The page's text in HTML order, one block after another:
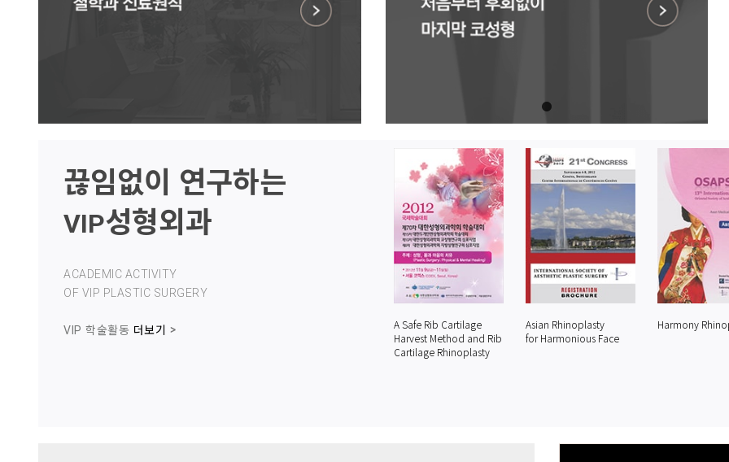
끊임없이 연구하는
VIP성형외과
ACADEMIC ACTIVITY
OF VIP PLASTIC SURGERY
VIP 학술활동 더보기
Rib Cartilage
Current Trends
in Asian Rhinoplasty Op
A Safe Rib Cartilage
Harvest Method and Rib
Cartilage Rhinoplasty
Asian Rhinoplasty
for Harmonious Face
Harmony